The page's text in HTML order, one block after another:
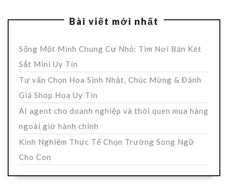
Bài viết mới nhất
Sống Một Mình Chung Cư Nhỏ: Tìm Nơi Bán Két
Sắt Mini Uy Tín
Tư vấn Chọn Hoa Sinh Nhật, Chúc Mừng & Đánh
Giá Shop Hoa Uy Tín
AI agent cho doanh nghiệp và thói quen mua hàng
ngoài giờ hành chính
Kinh Nghiệm Thực Tế Chọn Trường Song Ngữ
Cho Con